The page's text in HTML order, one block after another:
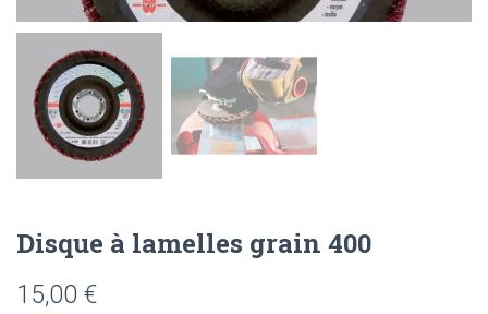
Disque à lamelles grain 400
15,00 €